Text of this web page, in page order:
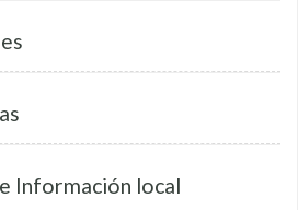
Información local